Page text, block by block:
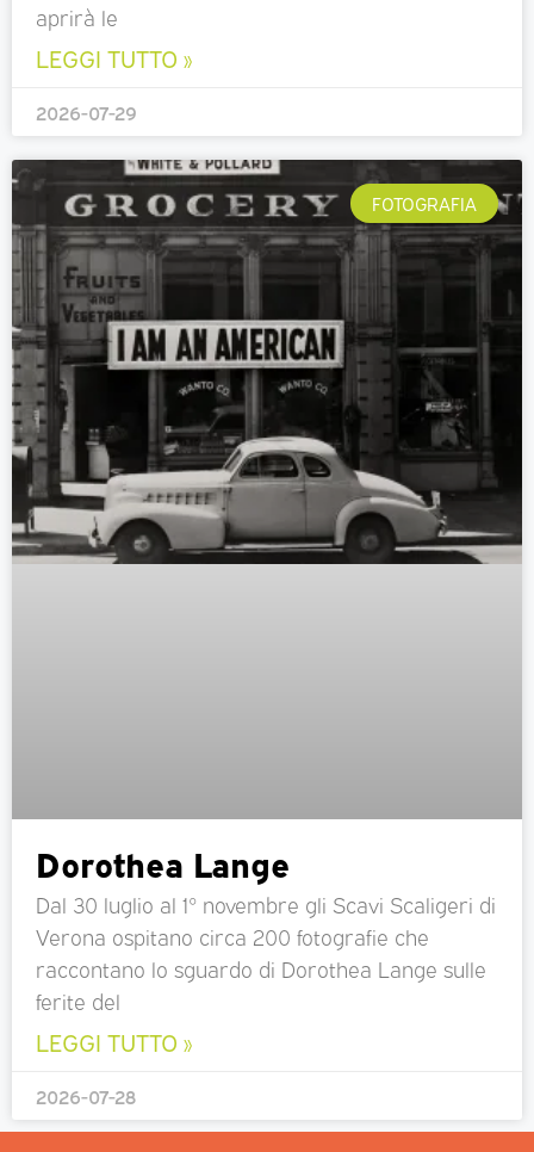
aprirà le
LEGGI TUTTO »
2026-07-29
FOTOGRAFIA
Dorothea Lange
Dal 30 luglio al 1° novembre gli Scavi Scaligeri di
Verona ospitano circa 200 fotografie che
raccontano lo sguardo di Dorothea Lange sulle
ferite del
LEGGI TUTTO »
2026-07-28